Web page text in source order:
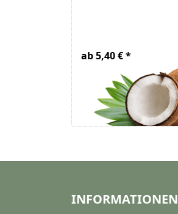
ab 5,40 € *
INFORMATIONEN